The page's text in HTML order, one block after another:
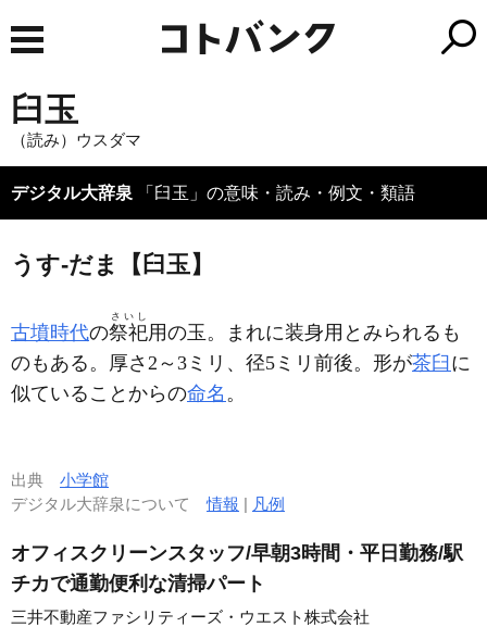
臼玉
（読み）ウスダマ
デジタル大辞泉 「臼玉」の意味・読み・例文・類語
うす‐だま【臼玉】
古墳時代の祭祀
さいし
用の玉。まれに装身用とみられるも
のもある。厚さ2～3ミリ、径5ミリ前後。形が茶臼 に
似ていることからの命名 。
出典 小学館
デジタル大辞泉について情報 | 凡例
オフィスクリーンスタッフ/早朝3時間・平日勤務/駅
チカで通勤便利な清掃パート
三井不動産ファシリティーズ・ウエスト株式会社